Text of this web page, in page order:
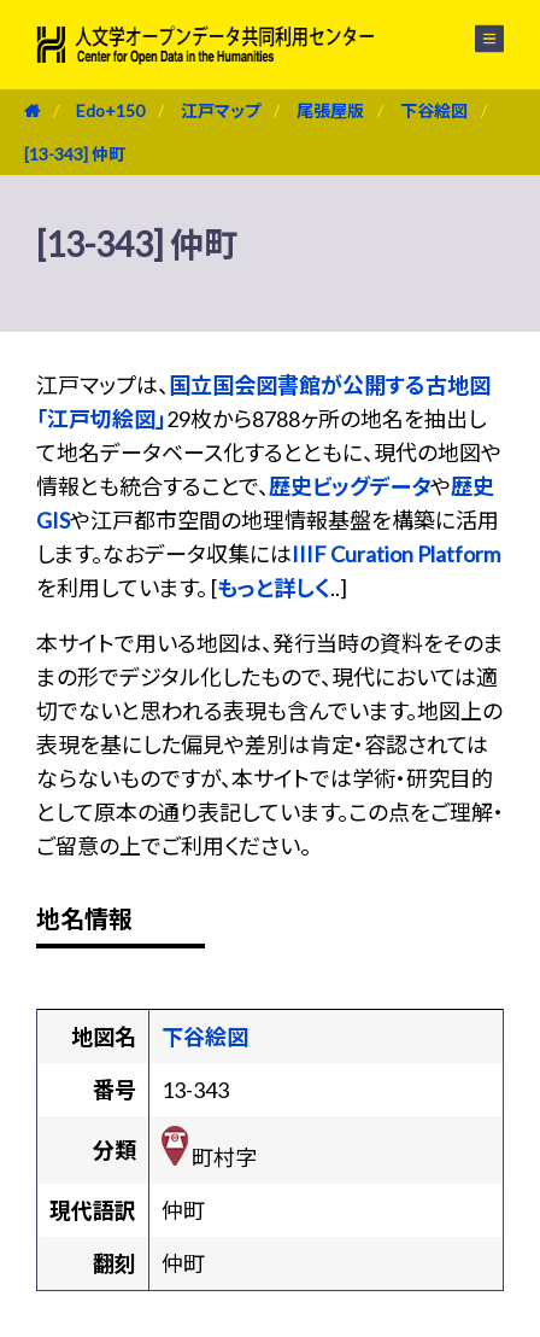
Edo+150 江戸マップ 尾張屋版 下谷絵図
[13-343] 仲町
[13-343] 仲町
江戸マップは、 国立国会図書館が公開する古地図
「江戸切絵図」29枚から8788ヶ所の地名を抽出し
て地名データベース化するとともに、現代の地図や
情報とも統合することで、歴史ビッグデータや歴史
GISや江戸都市空間の地理情報基盤を構築に活用
します。なおデータ収集にはIIIF Curation Platform
を利用しています。 [もっと詳しく..]
本サイトで用いる地図は、発行当時の資料をそのま
まの形でデジタル化したもので、現代においては適
切でないと思われる表現も含んでいます。地図上の
表現を基にした偏見や差別は肯定・容認されては
ならないものですが、本サイトでは学術・研究目的
として原本の通り表記しています。この点をご理解・
ご留意の上でご利用ください。
地名情報
地図名
下谷絵図
番号
13-343
分類
町村字
現代語訳
仲町
翻刻
仲町